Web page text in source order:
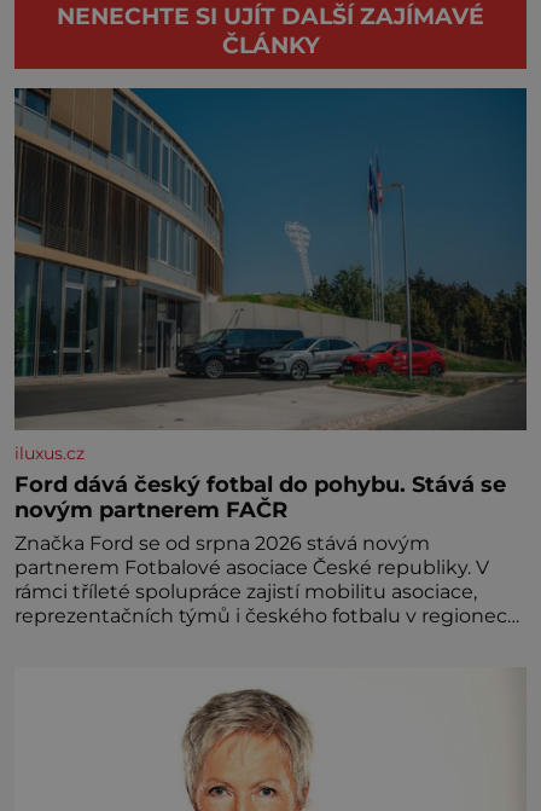
NENECHTE SI UJÍT DALŠÍ ZAJÍMAVÉ
ČLÁNKY
iluxus.cz
Ford dává český fotbal do pohybu. Stává se
novým partnerem FAČR
Značka Ford se od srpna 2026 stává novým
partnerem Fotbalové asociace České republiky. V
rámci tříleté spolupráce zajistí mobilitu asociace,
reprezentačních týmů i českého fotbalu v regionech.